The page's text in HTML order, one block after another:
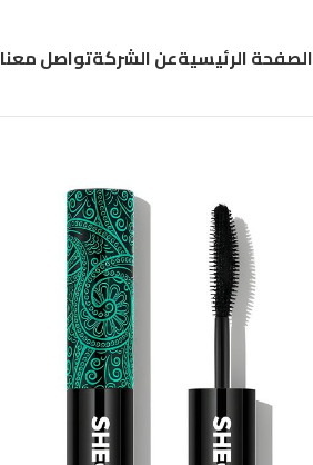
الصفحة الرئيسيةعن الشركةتواصل معنا